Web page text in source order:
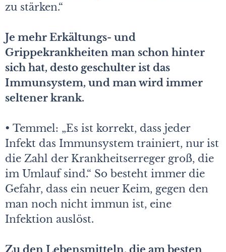
zu stärken.“
Je mehr Erkältungs- und
Grippekrankheiten man schon hinter
sich hat, desto geschulter ist das
Immunsystem, und man wird immer
seltener krank.
• Temmel: „Es ist korrekt, dass jeder
Infekt das Immunsystem trainiert, nur ist
die Zahl der Krankheitserreger groß, die
im Umlauf sind.“ So besteht immer die
Gefahr, dass ein neuer Keim, gegen den
man noch nicht immun ist, eine
Infektion auslöst.
Zu den Lebensmitteln, die am besten